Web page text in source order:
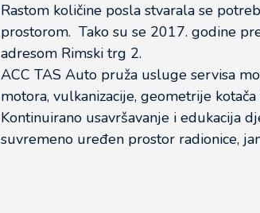
Rastom količine posla stvarala se
prostorom. Tako su se 2017. godine
adresom Rimski trg 2.
ACC TAS Auto pruža usluge servisa
motora, vulkanizacije, geometrije
Kontinuirano usavršavanje i edukacija
suvremeno uređen prostor radionice,